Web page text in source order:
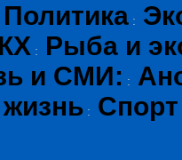
Политика :
:
Рыба и
и СМИ: :
: Спорт